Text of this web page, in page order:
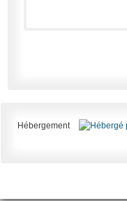
Hébergement